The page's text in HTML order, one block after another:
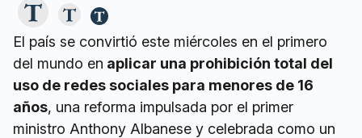
El país se convirtió este miércoles en el primero
del mundo en aplicar una prohibición total del
uso de redes sociales para menores de 16
años, una reforma impulsada por el primer
ministro Anthony Albanese y celebrada como un